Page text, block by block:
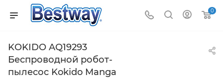
0
KOKIDO AQ19293
Беспроводной робот-
пылесоc Kokido Manga